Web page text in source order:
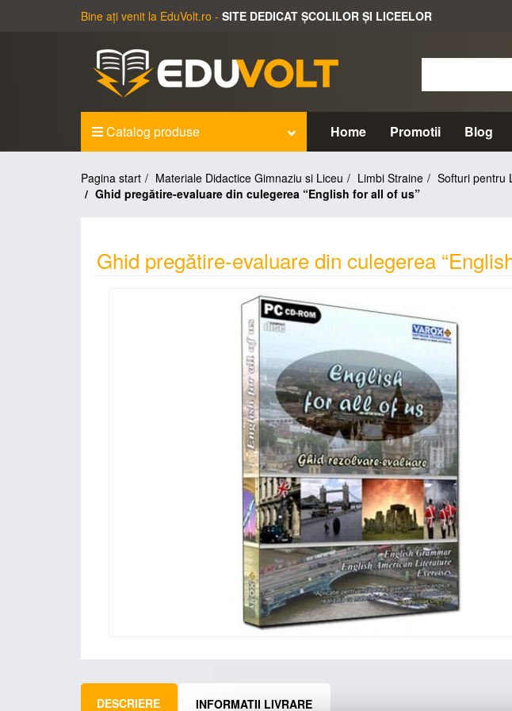
Bine ați venit la EduVolt.ro - SITE DEDICAT ȘCOLILOR ȘI LICEELOR
Catalog produse Home Promotii Blog
Pagina start Materiale Didactice Gimnaziu si Liceu Limbi Straine
Softuri pentru
Ghid pregătire-evaluare din culegerea “English for all of us”
Ghid pregătire-evaluare din culegerea
DESCRIERE INFORMATII LIVRARE